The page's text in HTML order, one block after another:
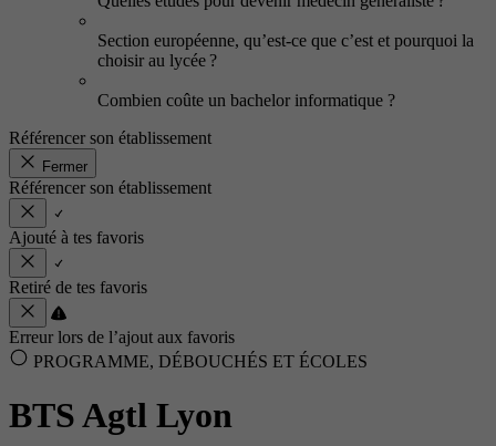
Section européenne, qu’est-ce que c’est et pourquoi la
choisir au lycée ?
Combien coûte un bachelor informatique ?
Référencer son établissement
Fermer
Référencer son établissement
Ajouté à tes favoris
Retiré de tes favoris
Erreur lors de l’ajout aux favoris
PROGRAMME, DÉBOUCHÉS ET ÉCOLES
BTS Agtl Lyon